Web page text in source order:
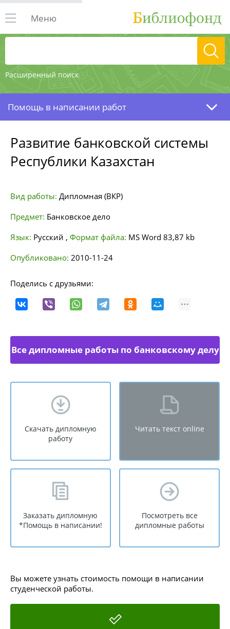
Расширенный поиск
Меню
Помощь в написании работ
Развитие банковской системы
Республики Казахстан
Вид работы: Дипломная (ВКР)
Предмет: Банковское дело
Язык: Русский , Формат файла: MS Word 83,87 kb
Опубликовано: 2010-11-24
Поделись с друзьями:
Все дипломные работы по банковскому делу
Скачать дипломную
работу
Читать текст online
Заказать дипломную
*Помощь в написании!
Посмотреть все
дипломные работы
Вы можете узнать стоимость помощи в написании
студенческой работы.